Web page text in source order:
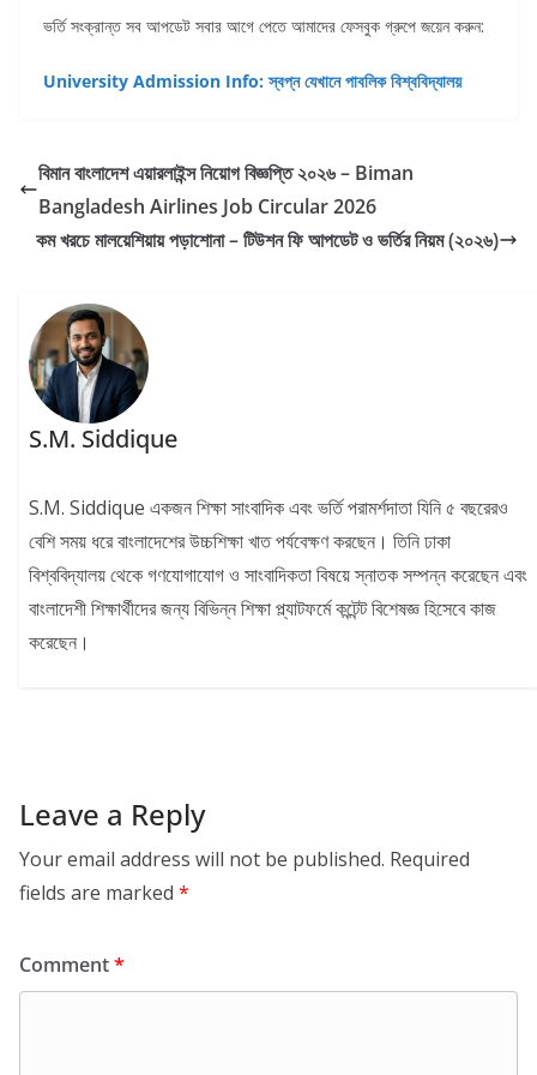
ভর্তি সংক্রান্ত সব আপডেট সবার আগে পেতে আমাদের ফেসবুক গ্রুপে জয়েন করুন:
University Admission Info: স্বপ্ন যেখানে পাবলিক বিশ্ববিদ্যালয়
বিমান বাংলাদেশ এয়ারলাইন্স নিয়োগ বিজ্ঞপ্তি ২০২৬ – Biman
Bangladesh Airlines Job Circular 2026
কম খরচে মালয়েশিয়ায় পড়াশোনা – টিউশন ফি আপডেট ও ভর্তির নিয়ম (২০২৬)
S.M. Siddique
S.M. Siddique একজন শিক্ষা সাংবাদিক এবং ভর্তি পরামর্শদাতা যিনি ৫ বছরেরও
বেশি সময় ধরে বাংলাদেশের উচ্চশিক্ষা খাত পর্যবেক্ষণ করছেন। তিনি ঢাকা
বিশ্ববিদ্যালয় থেকে গণযোগাযোগ ও সাংবাদিকতা বিষয়ে স্নাতক সম্পন্ন করেছেন এবং
বাংলাদেশী শিক্ষার্থীদের জন্য বিভিন্ন শিক্ষা প্ল্যাটফর্মে কন্টেন্ট বিশেষজ্ঞ হিসেবে কাজ
করেছেন।
Leave a Reply
Your email address will not be published. Required
fields are marked *
Comment*